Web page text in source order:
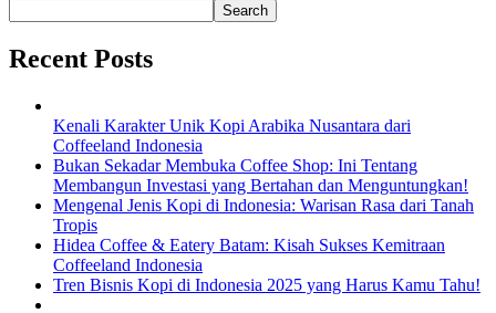
Search
Recent Posts
Kenali Karakter Unik Kopi Arabika Nusantara dari
Coffeeland Indonesia
Bukan Sekadar Membuka Coffee Shop: Ini Tentang
Membangun Investasi yang Bertahan dan Menguntungkan!
Mengenal Jenis Kopi di Indonesia: Warisan Rasa dari Tanah
Tropis
Hidea Coffee & Eatery Batam: Kisah Sukses Kemitraan
Coffeeland Indonesia
Tren Bisnis Kopi di Indonesia 2025 yang Harus Kamu Tahu!